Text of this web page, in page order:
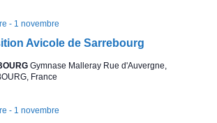
Avicole de Sarrebourg
- 1 novembre
Gymnase Malleray Rue d'Auvergne,
France
- 1 novembre